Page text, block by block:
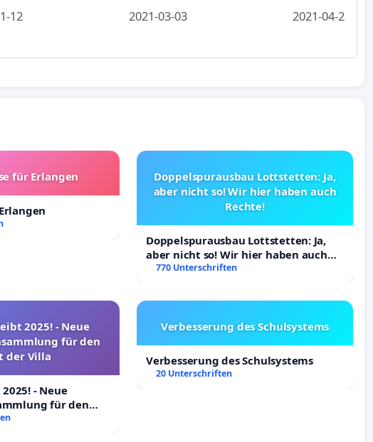
12 2021-03-03 2021-04-22
für Erlangen
Doppelspurausbau Lottstetten: Ja,
aber nicht so! Wir hier haben auch
Rechte!
Doppelspurausbau Lottstetten: Ja,
aber nicht so! Wir hier haben auch
Rechte!
770 Unterschriften
2025! - Neue
für den
der Villa
- Neue
für den
Verbesserung des Schulsystems
Verbesserung des Schulsystems
20 Unterschriften